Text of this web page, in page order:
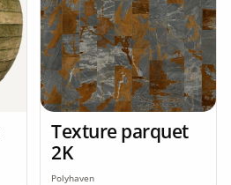
Texture parquet
2K
Polyhaven